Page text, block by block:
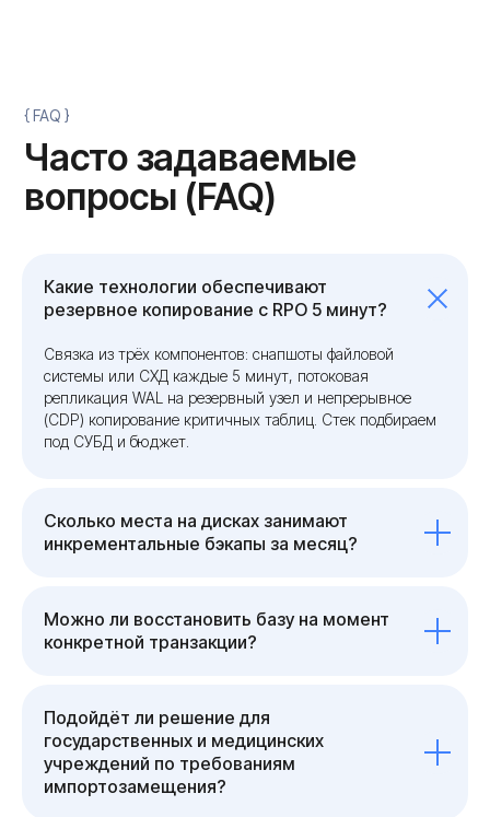
Какие технологии обеспечивают
резервное копирование с RPO 5 минут?
Связка из трёх компонентов: снапшоты файловой
системы или СХД каждые 5 минут, потоковая
репликация WAL на резервный узел и непрерывное
(CDP) копирование критичных таблиц. Стек подбираем
под СУБД и бюджет.
Сколько места на дисках занимают
инкрементальные бэкапы за месяц?
Можно ли восстановить базу на момент
конкретной транзакции?
Подойдёт ли решение для
государственных и медицинских
учреждений по требованиям
импортозамещения?